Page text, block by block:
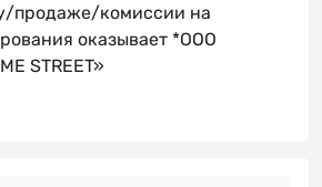
продаже/комиссии на
оказывает *OOO
STREET»